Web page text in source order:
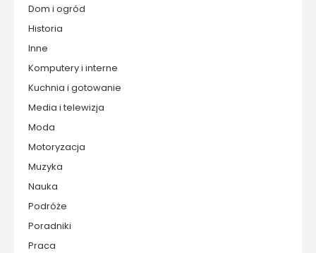
Dom i ogród
Historia
Inne
Komputery i interne
Kuchnia i gotowanie
Media i telewizja
Moda
Motoryzacja
Muzyka
Nauka
Podróże
Poradniki
Praca